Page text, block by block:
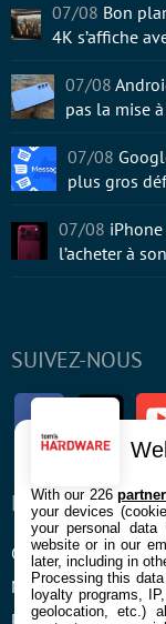
SUIVEZ-NOUS
Facebook
ENTREPRISE
Confidentialité et
Mentions légales et
Préférences Cookies
07/08 Bon
4K s’affiche
07/08
pas la mise
07/08
plus gros
07/08
l’acheter à
With our 226
your devices
your personal
website or in our
later, including in
Processing this
loyalty programs,
geolocation, etc.)